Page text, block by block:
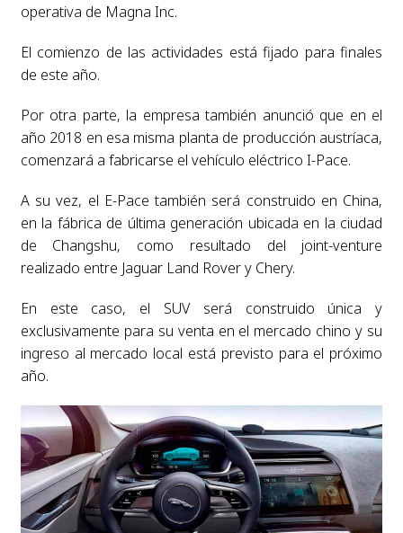
operativa de Magna Inc.
El comienzo de las actividades está fijado para finales
de este año.
Por otra parte, la empresa también anunció que en el
año 2018 en esa misma planta de producción austríaca,
comenzará a fabricarse el vehículo eléctrico I-Pace.
A su vez, el E-Pace también será construido en China,
en la fábrica de última generación ubicada en la ciudad
de Changshu, como resultado del joint-venture
realizado entre Jaguar Land Rover y Chery.
En este caso, el SUV será construido única y
exclusivamente para su venta en el mercado chino y su
ingreso al mercado local está previsto para el próximo
año.